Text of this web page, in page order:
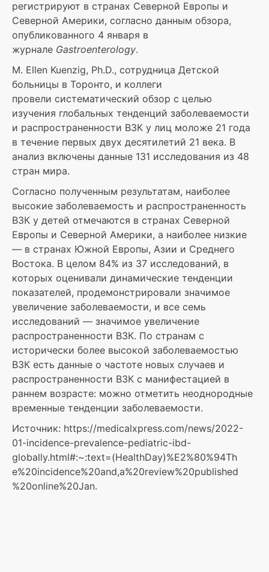
регистрируют в странах Северной Европы и
Северной Америки, согласно данным обзора,
опубликованного 4 января в
журнале Gastroenterology.
M. Ellen Kuenzig, Ph.D., сотрудница Детской
больницы в Торонто, и коллеги
провели систематический обзор с целью
изучения глобальных тенденций заболеваемости
и распространенности ВЗК у лиц моложе 21 года
в течение первых двух десятилетий 21 века. В
анализ включены данные 131 исследования из 48
стран мира.
Согласно полученным результатам, наиболее
высокие заболеваемость и распространенность
ВЗК у детей отмечаются в странах Северной
Европы и Северной Америки, а наиболее низкие
— в странах Южной Европы, Азии и Среднего
Востока. В целом 84% из 37 исследований, в
которых оценивали динамические тенденции
показателей, продемонстрировали значимое
увеличение заболеваемости, и все семь
исследований — значимое увеличение
распространенности ВЗК. По странам с
исторически более высокой заболеваемостью
ВЗК есть данные о частоте новых случаев и
распространенности ВЗК с манифестацией в
раннем возрасте: можно отметить неоднородные
временные тенденции заболеваемости.
Источник: https://medicalxpress.com/news/2022-
01-incidence-prevalence-pediatric-ibd-
globally.html#:~:text=(HealthDay)%E2%80%94Th
e%20incidence%20and,a%20review%20published
%20online%20Jan.